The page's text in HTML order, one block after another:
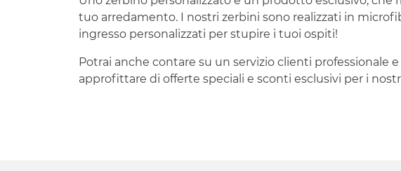
tuo arredamento. I nostri zerbini sono realizzati in
ingresso personalizzati per stupire i tuoi ospiti!
Potrai anche contare su un servizio clienti professionale
approfittare di offerte speciali e sconti esclusivi per i